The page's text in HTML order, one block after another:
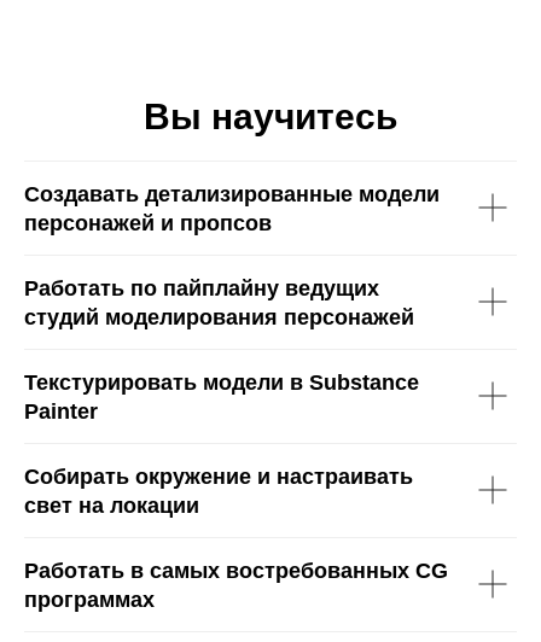
Вы научитесь
Создавать детализированные модели
персонажей и пропсов
Работать по пайплайну ведущих
студий моделирования персонажей
Текстурировать модели в Substance
Painter
Собирать окружение и настраивать
свет на локации
Работать в самых востребованных CG
программах